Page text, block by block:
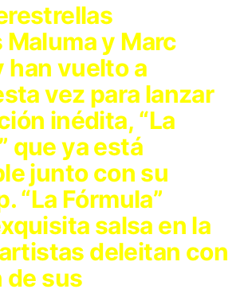
Malumay Marc
han vuelto a
vez para lanzar
inédita, “La
que ya está
junto con su
“La Fórmula”
salsa en la
deleitan con
de sus